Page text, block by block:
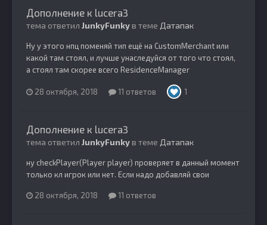
Дополнение к lucera3
тема ответил JunkyFunkyв теме Датапак
Ну у этого нпц поменяй тип ещё на CustomMerchant или
какой там стоял, и лучше унаследуйся от того что стоял,
а стоял там скорее всего ResidenceManager
28 октября, 2018 11 ответов 1
Дополнение к lucera3
тема ответил JunkyFunkyв теме Датапак
ну checkPlayer(Player player) проверяет в данный момент
только кл игрок или нет. Если надо добавляй свои
28 октября, 2018 11 ответов